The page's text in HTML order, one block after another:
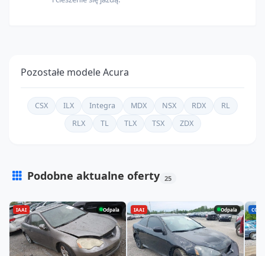
Pozostałe modeleAcura
CSX ILX Integra MDX NSX RDX
RL
RLX
TL TLX TSX ZDX
Podobne aktualne oferty 25
IAAI Odpala IAAI Odpala
Sprawdź pełną listę aktualnych ofert dla modelu Acura RSX